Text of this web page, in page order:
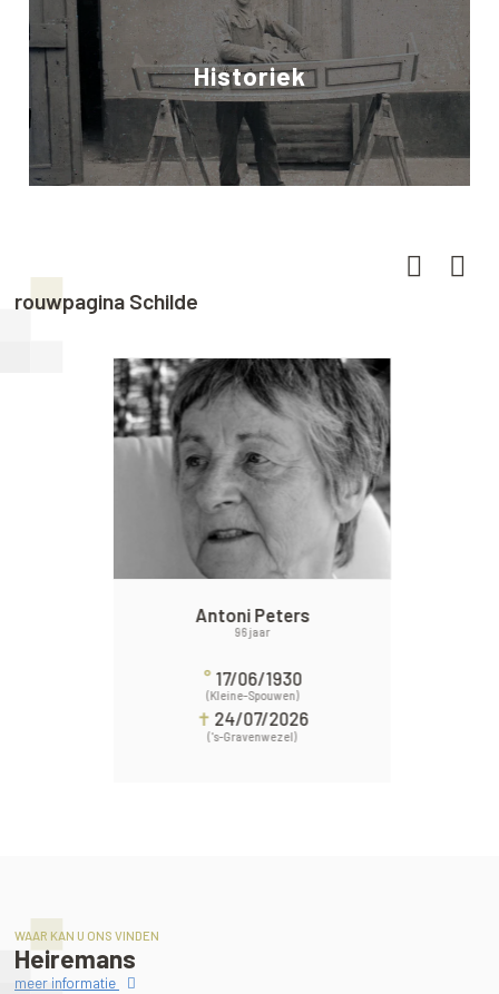
Historiek
rouwpagina Schilde
Antoni Peters
96 jaar
°17/06/1930
(Kleine-Spouwen)
✝24/07/2026
('s-Gravenwezel)
WAAR KAN U ONS VINDEN
Heiremans
meer informatie